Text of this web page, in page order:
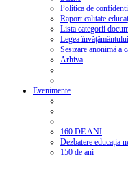
Politica de
Raport calitate
Lista categorii
Legea
Sesizare anonimă a
Arhiva
Evenimente
160 DE ANI
Dezbatere educația
150 de ani